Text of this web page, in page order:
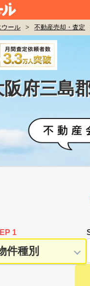
ウール > 不動産売却・査定
阪府三島
1